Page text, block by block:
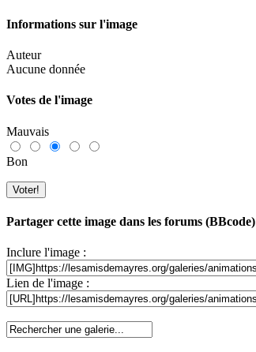
Informations sur l'image
Auteur
Aucune donnée
Votes de l'image
Mauvais
Bon
Partager cette image dans les forums (BBcode)
Inclure l'image :
Lien de l'image :